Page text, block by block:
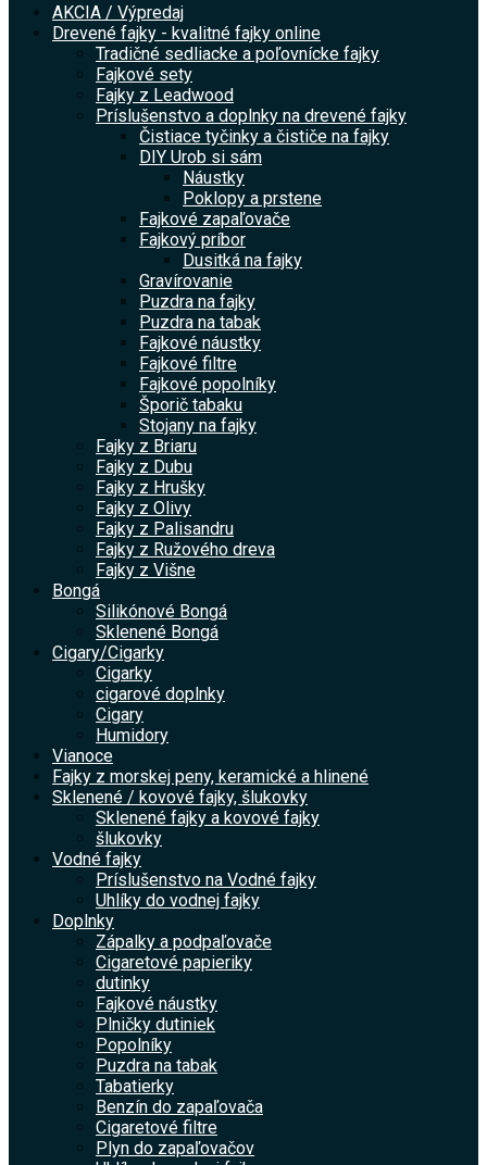
AKCIA / Výpredaj
Drevené fajky - kvalitné fajky online
Tradičné sedliacke a poľovnícke fajky
Fajkové sety
Fajky z Leadwood
Príslušenstvo a doplnky na drevené fajky
Čistiace tyčinky a čističe na fajky
DIY Urob si sám
Náustky
Poklopy a prstene
Fajkové zapaľovače
Fajkový príbor
Dusitká na fajky
Gravírovanie
Puzdra na fajky
Puzdra na tabak
Fajkové náustky
Fajkové filtre
Fajkové popolníky
Šporič tabaku
Stojany na fajky
Fajky z Briaru
Fajky z Dubu
Fajky z Hrušky
Fajky z Olivy
Fajky z Palisandru
Fajky z Ružového dreva
Fajky z Višne
Bongá
Silikónové Bongá
Sklenené Bongá
Cigary/Cigarky
Cigarky
cigarové doplnky
Cigary
Humidory
Vianoce
Fajky z morskej peny, keramické a hlinené
Sklenené / kovové fajky, šlukovky
Sklenené fajky a kovové fajky
šlukovky
Vodné fajky
Príslušenstvo na Vodné fajky
Uhlíky do vodnej fajky
Doplnky
Zápalky a podpaľovače
Cigaretové papieriky
dutinky
Fajkové náustky
Plničky dutiniek
Popolníky
Puzdra na tabak
Tabatierky
Benzín do zapaľovača
Cigaretové filtre
Plyn do zapaľovačov